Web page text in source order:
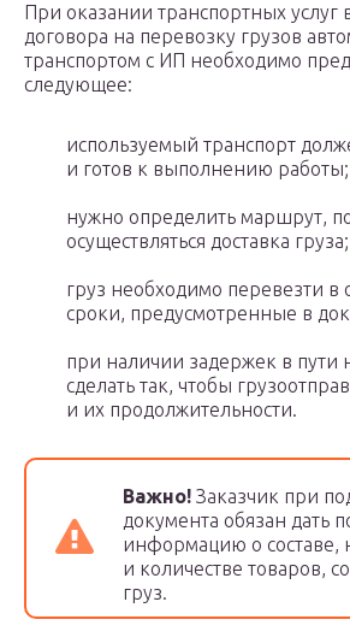
При оказании транспортных услуг
договора на перевозку грузов
транспортом с ИП необходимо
следующее:
используемый транспорт
и готов к выполнению работы;
нужно определить маршрут,
осуществляться доставка груза;
груз необходимо перевезти в
сроки, предусмотренные в
при наличии задержек в пути
сделать так, чтобы
и их продолжительности.
Важно! Заказчик при
документа обязан дать
информацию о составе,
и количестве товаров,
груз.